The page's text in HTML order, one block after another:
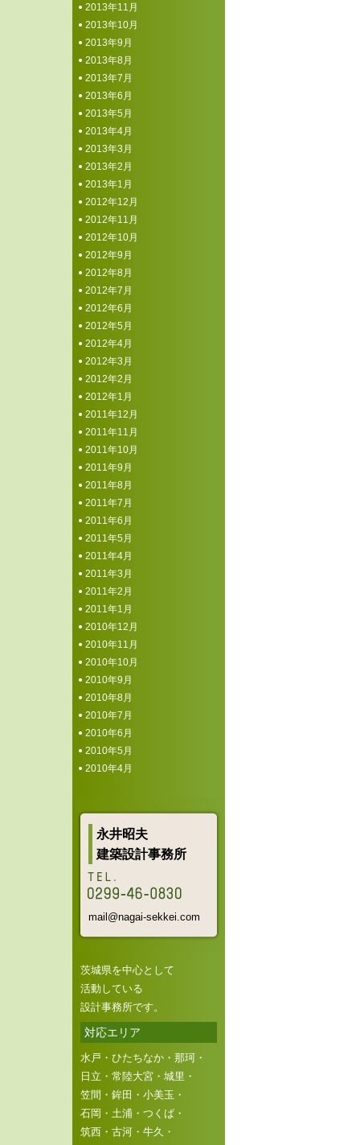
2013年11月
2013年10月
2013年9月
2013年8月
2013年7月
2013年6月
2013年5月
2013年4月
2013年3月
2013年2月
2013年1月
2012年12月
2012年11月
2012年10月
2012年9月
2012年8月
2012年7月
2012年6月
2012年5月
2012年4月
2012年3月
2012年2月
2012年1月
2011年12月
2011年11月
2011年10月
2011年9月
2011年8月
2011年7月
2011年6月
2011年5月
2011年4月
2011年3月
2011年2月
2011年1月
2010年12月
2010年11月
2010年10月
2010年9月
2010年8月
2010年7月
2010年6月
2010年5月
2010年4月
永井昭夫
建築設計事務所
mail@nagai-sekkei.com
茨城県を中心として
活動している
設計事務所です。
対応エリア
水戸・ひたちなか・那珂・
日立・常陸大宮・城里・
笠間・鉾田・小美玉・
石岡・土浦・つくば・
筑西・古河・牛久・